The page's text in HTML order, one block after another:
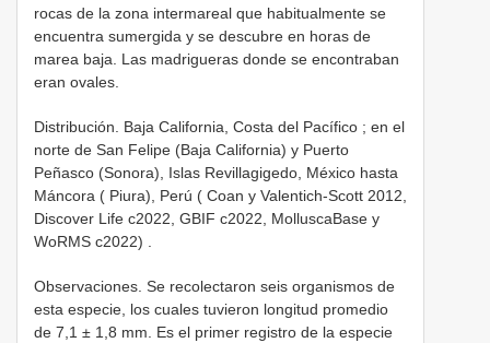
rocas de la zona intermareal que habitualmente se
encuentra sumergida y se descubre en horas de
marea baja. Las madrigueras donde se encontraban
eran ovales.
Distribución. Baja California, Costa del Pacífico ; en el
norte de San Felipe (Baja California) y Puerto
Peñasco (Sonora), Islas Revillagigedo, México hasta
Máncora ( Piura), Perú ( Coan y Valentich-Scott 2012,
Discover Life c2022, GBIF c2022, MolluscaBase y
WoRMS c2022)
Observaciones. Se recolectaron seis organismos de
esta especie, los cuales tuvieron longitud promedio
de 7,1 ± 1,8 mm. Es el primer registro de la especie